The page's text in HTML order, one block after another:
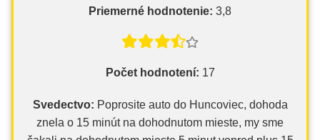
Priemerné hodnotenie: 3,8
Počet hodnotení: 17
Svedectvo: Poprosite auto do Huncoviec, dohoda
znela o 15 minút na dohodnutom mieste, my sme